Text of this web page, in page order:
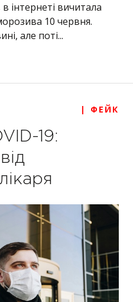
інтернеті вичитала
10 червня.
але поті...
| ФЕЙК
19: